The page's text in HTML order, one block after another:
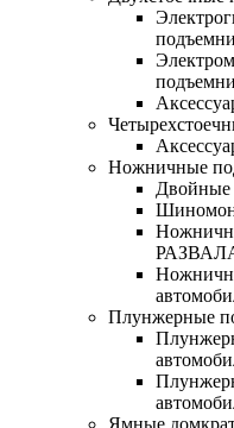
Ножничные
Двойные
Плунжерные